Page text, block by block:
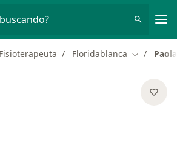
Fisioterapeuta Floridablanca Cambiar